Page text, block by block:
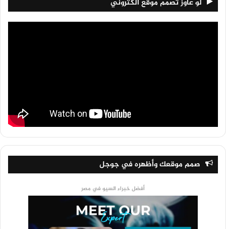
لو عاوز تصمم موقع الكتروني
صمم موقعك وأظهره في جوجل
أفضل خبراء السيو في مصر